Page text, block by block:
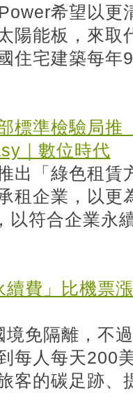
希望以更
陽能板，來取
住宅建築每年
標準檢驗局推
｜數位時代
出「綠色租賃
租企業，以更
以符合企業永
費」比機票
免隔離，不
每人每天200
客的碳足跡、